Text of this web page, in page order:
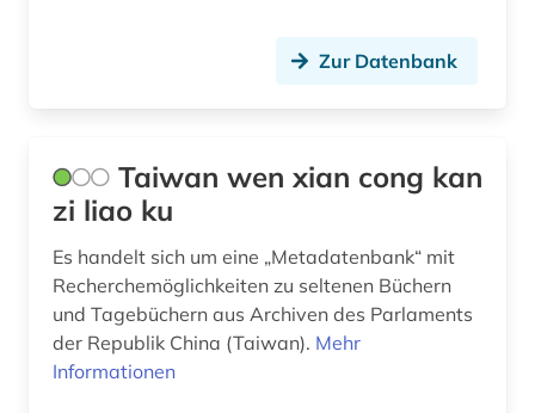
Zur Datenbank
Taiwan wen xian cong kan
zi liao ku
Es handelt sich um eine „Metadatenbank“ mit
Recherchemöglichkeiten zu seltenen Büchern
und Tagebüchern aus Archiven des Parlaments
der Republik China (Taiwan). Mehr
Informationen